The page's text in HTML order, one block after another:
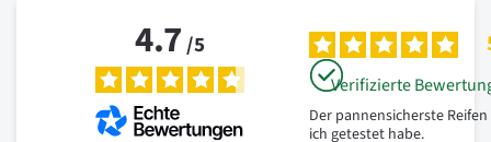
4.7/5
Verifizierte
Der pannensicherste
ich getestet habe.